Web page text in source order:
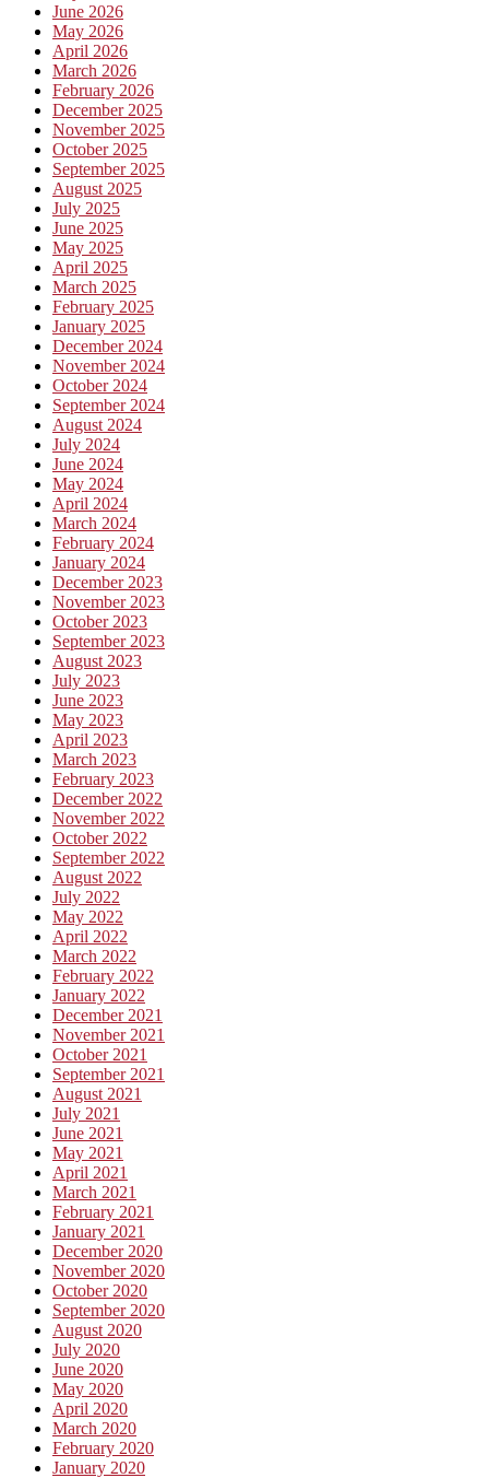
June 2026
May 2026
April 2026
March 2026
February 2026
December 2025
November 2025
October 2025
September 2025
August 2025
July 2025
June 2025
May 2025
April 2025
March 2025
February 2025
January 2025
December 2024
November 2024
October 2024
September 2024
August 2024
July 2024
June 2024
May 2024
April 2024
March 2024
February 2024
January 2024
December 2023
November 2023
October 2023
September 2023
August 2023
July 2023
June 2023
May 2023
April 2023
March 2023
February 2023
December 2022
November 2022
October 2022
September 2022
August 2022
July 2022
May 2022
April 2022
March 2022
February 2022
January 2022
December 2021
November 2021
October 2021
September 2021
August 2021
July 2021
June 2021
May 2021
April 2021
March 2021
February 2021
January 2021
December 2020
November 2020
October 2020
September 2020
August 2020
July 2020
June 2020
May 2020
April 2020
March 2020
February 2020
January 2020